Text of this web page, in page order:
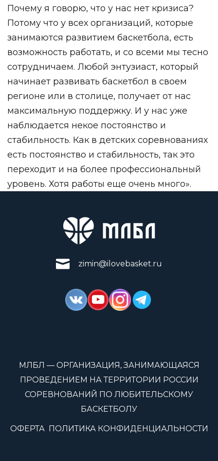
Почему я говорю, что у нас нет кризиса?
Потому что у всех организаций, которые
занимаются развитием баскетбола, есть
возможность работать, и со всеми мы тесно
сотрудничаем. Любой энтузиаст, который
начинает развивать баскетбол в своем
регионе или в столице, получает от нас
максимальную поддержку. И у нас уже
наблюдается некое постоянство и
стабильность. Как в детских соревнованиях
есть постоянство и стабильность, так это
переходит и на более профессиональный
уровень. Хотя работы еще очень много».
zimin@ilovebasket.ru
МЛБЛ — ОРГАНИЗАЦИЯ, ЗАНИМАЮЩАЯСЯ
ПРОВЕДЕНИЕМ НА ТЕРРИТОРИИ РОССИИ
СОРЕВНОВАНИЙ ПО ЛЮБИТЕЛЬСКОМУ
БАСКЕТБОЛУ
ОФЕРТА ПОЛИТИКА КОНФИДЕНЦИАЛЬНОСТИ